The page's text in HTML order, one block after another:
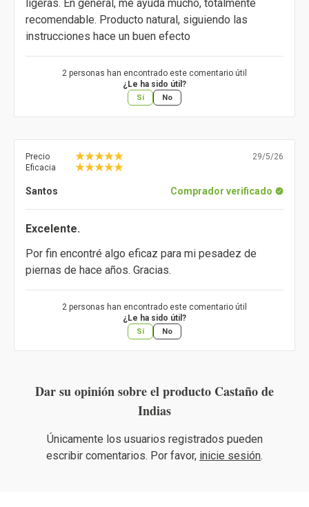
ligeras. En general, me ayuda mucho, totalmente
recomendable. Producto natural, siguiendo las
instrucciones hace un buen efecto
2 personas han encontrado este comentario útil
¿Le ha sido útil?
Sí No
Precio
Eficacia
29/5/26
Santos Comprador verificado
Excelente.
Por fin encontré algo eficaz para mi pesadez de
piernas de hace años. Gracias.
2 personas han encontrado este comentario útil
¿Le ha sido útil?
Sí No
Dar su opinión sobre el producto Castaño de
Indias
Únicamente los usuarios registrados pueden
escribir comentarios. Por favor, inicie sesión.